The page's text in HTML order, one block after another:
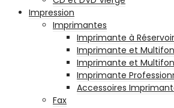
Impression
Imprimantes
Imprimante à
Imprimante et
Imprimante et
Imprimante
Accessoires
Fax